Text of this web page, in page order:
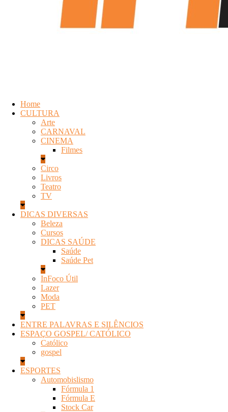
Home
CULTURA
Arte
CARNAVAL
CINEMA
Filmes
Circo
Livros
Teatro
TV
DICAS DIVERSAS
Beleza
Cursos
DICAS SAÚDE
Saúde
Saúde Pet
InFoco Útil
Lazer
Moda
PET
ENTRE PALAVRAS E SILÊNCIOS
ESPAÇO GOSPEL/ CATÓLICO
Católico
gospel
ESPORTES
Automobislismo
Fórmula 1
Fórmula E
Stock Car